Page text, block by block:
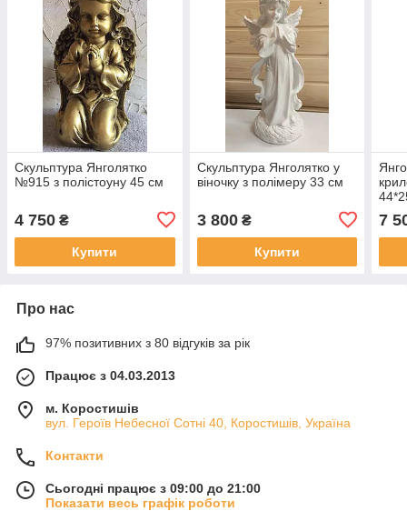
Скульптура Янголятко
№915 з полістоуну 45 см
4 750 ₴
Купити
Скульптура Янголятко у
віночку з полімеру 33 см
3 800₴
Купити
7
Про нас
97% позитивних з 80 відгуків за рік
Працює з 04.03.2013
м. Коростишів
вул. Героїв Небесної Сотні 40, Коростишів, Україна
Контакти
Сьогодні працює з 09:00 до 21:00
Показати весь графік роботи